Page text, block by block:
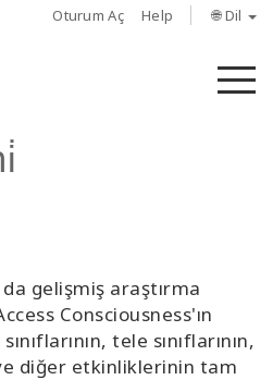
Oturum Aç Help 🌐 Dil
gelişmiş araştırma
Consciousness'ın
tele sınıflarının,
diğer etkinliklerinin tam